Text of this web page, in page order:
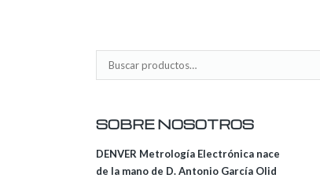
SOBRE NOSOTROS
DENVER Metrología Electrónica nace
de la mano de D. Antonio García Olid